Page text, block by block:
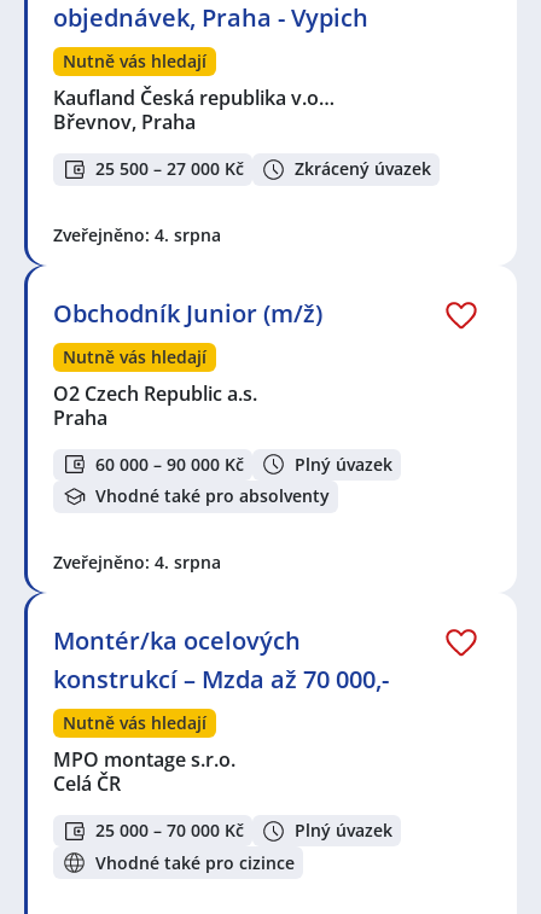
objednávek, Praha - Vypich
Nutně vás hledají
Kaufland Česká republika v.o…
Břevnov, Praha
25 500 – 27 000 Kč Zkrácený úvazek
Zveřejněno: 4. srpna
Obchodník Junior (m/ž)
Nutně vás hledají
O2 Czech Republic a.s.
Praha
60 000 – 90 000 Kč
Plný úvazek
Vhodné také pro absolventy
Zveřejněno: 4. srpna
Montér/ka ocelových
konstrukcí – Mzda až 70 000,-
Nutně vás hledají
MPO montage s.r.o.
Celá ČR
25 000 – 70 000 Kč
Plný úvazek
Vhodné také pro cizince